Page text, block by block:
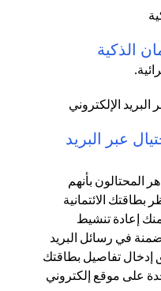
الذكية
عبر البريد
المحتالون بأنهم
الائتمانية
إعادة تنشيط
في رسائل البريد
إدخال تفاصيل بطاقتك
على موقع إلكتروني